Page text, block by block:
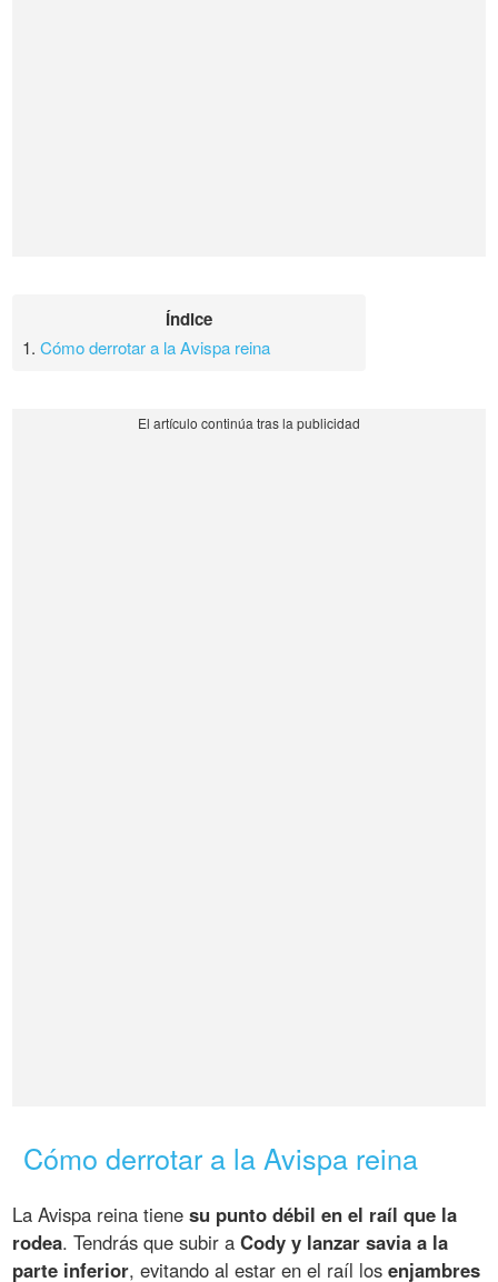
Índice
1.Cómo derrotar a la Avispa reina
Cómo derrotar a la Avispa reina
La Avispa reina tienesu punto débil en el raíl que la
rodea. Tendrás que subir aCody y lanzar savia a la
parte inferior, evitando al estar en el raíl losenjambres